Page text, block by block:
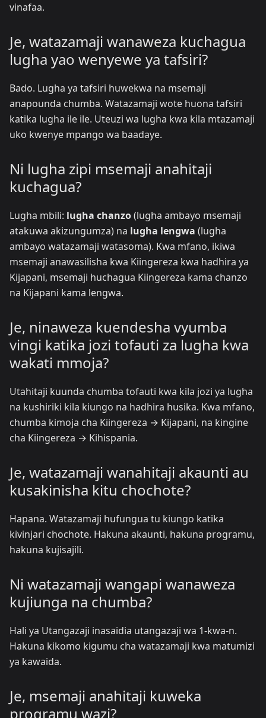
vinafaa.
Je, watazamaji wanaweza kuchagua
lugha yao wenyewe ya tafsiri?
Bado. Lugha ya tafsiri huwekwa na msemaji
anapounda chumba. Watazamaji wote huona tafsiri
katika lugha ile ile. Uteuzi wa lugha kwa kila mtazamaji
uko kwenye mpango wa baadaye.
Ni lugha zipi msemaji anahitaji
kuchagua?
Lugha mbili: lugha chanzo(lugha ambayo msemaji
atakuwa akizungumza) na lugha lengwa (lugha
ambayo watazamaji watasoma). Kwa mfano, ikiwa
msemaji anawasilisha kwa Kiingereza kwa hadhira ya
Kijapani, msemaji huchagua Kiingereza kama chanzo
na Kijapani kama lengwa.
Je, ninaweza kuendesha vyumba
vingi katika jozi tofauti za lugha kwa
wakati mmoja?
Utahitaji kuunda chumba tofauti kwa kila jozi ya lugha
na kushiriki kila kiungo na hadhira husika. Kwa mfano,
chumba kimoja cha Kiingereza → Kijapani, na kingine
cha Kiingereza → Kihispania.
Je, watazamaji wanahitaji akaunti au
kusakinisha kitu chochote?
Hapana. Watazamaji hufungua tu kiungo katika
kivinjari chochote. Hakuna akaunti, hakuna programu,
hakuna kujisajili.
Ni watazamaji wangapi wanaweza
kujiunga na chumba?
Hali ya Utangazaji inasaidia utangazaji wa 1-kwa-n.
Hakuna kikomo kigumu cha watazamaji kwa matumizi
ya kawaida.
Je, msemaji anahitaji kuweka
programu wazi?